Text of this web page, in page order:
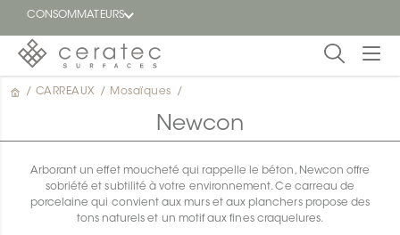
CONSOMMATEURS
En
Trouver
un
/ CARREAUX / Mosaïques /
Newcon
Arborant un effet moucheté qui rappelle le béton, Newcon offre
sobriété et subtilité à votre environnement. Ce carreau de
porcelaine qui convient aux murs et aux planchers propose des
tons naturels et un motif aux fines craquelures.